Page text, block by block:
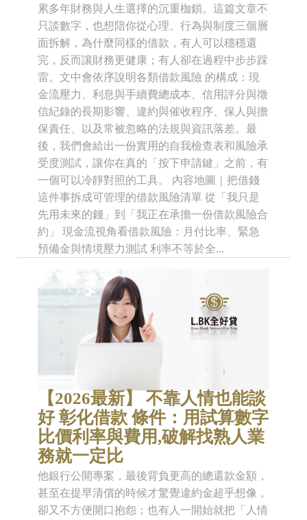
累多年財務與人生選擇的沉重枷鎖。這篇文章不
只談數字，也想陪你從心理、行為與制度三個層
面拆解，為什麼同樣的借款，有人可以穩穩還
完，反而讓財務更健康；有人卻在過程中步步踩
雷。文中會依序說明各類借款風險 的構成：現
金流壓力、利息與手續費總成本、信用評分與徵
信紀錄的長期影響、違約與催收程序、保人與擔
保責任、以及常被忽略的法規與資訊落差。最
後，我們會給出一份實用的自我檢查表和風險承
受度測試，讓你在真的「按下申請鍵」之前，有
一個可以冷靜對照的工具。 內容地圖｜把借錢
這件事拆成可管理的借款風險清單 從「我只是
先用未來的錢」到「我正在承擔一份借款風險合
約」 現金流視角看借款風險：月付比率、緊急
預備金與情境壓力測試 利率不等於全...
【2026最新】 不靠人情也能談
好 彰化借款 條件：用試算數字
比價利率與費用,破解找熟人業
務就一定比
他銀行公開專案，最後背負更高的總還款金額，
甚至在提早清償的時候才驚覺違約金超乎想像，
卻又不方便開口抱怨；也有人一開始就把「人情